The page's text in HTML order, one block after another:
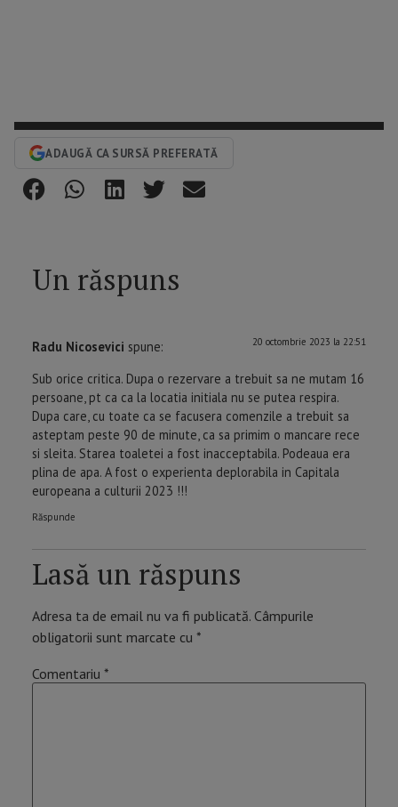
ADAUGĂ CA SURSĂ PREFERATĂ
Un răspuns
Radu Nicosevici spune: 20 octombrie 2023 la 22:51
Sub orice critica. Dupa o rezervare a trebuit sa ne mutam 16
persoane, pt ca ca la locatia initiala nu se putea respira.
Dupa care, cu toate ca se facusera comenzile a trebuit sa
asteptam peste 90 de minute, ca sa primim o mancare rece
si sleita. Starea toaletei a fost inacceptabila. Podeaua era
plina de apa. A fost o experienta deplorabila in Capitala
europeana a culturii 2023 !!!
Răspunde
Lasă un răspuns
Adresa ta de email nu va fi publicată. Câmpurile
obligatorii sunt marcate cu *
Comentariu *